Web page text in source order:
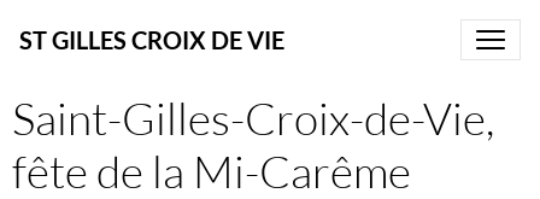
ST GILLES CROIX DE VIE
Saint-Gilles-Croix-de-Vie,
fête de la Mi-Carême